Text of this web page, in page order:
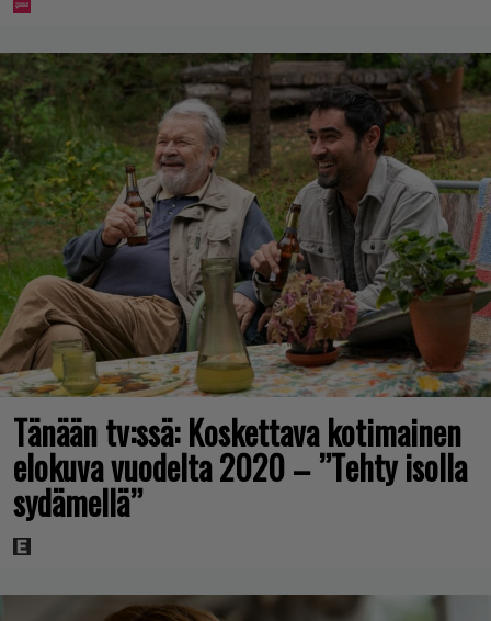
Tänään tv:ssä: Koskettava kotimainen
elokuva vuodelta 2020 – ”Tehty isolla
sydämellä”